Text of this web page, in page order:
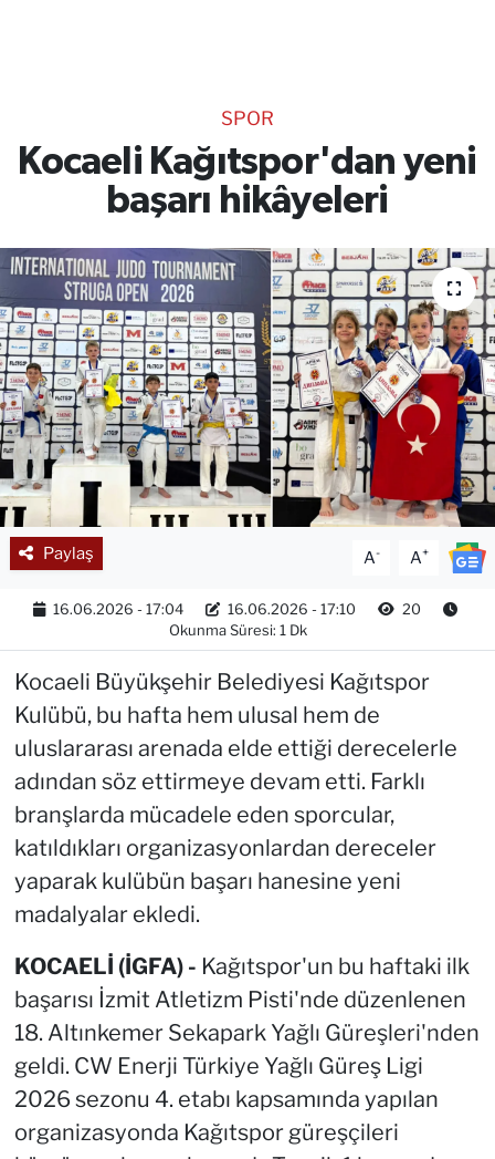
SPOR
Kocaeli Kağıtspor'dan yeni
başarı hikâyeleri
Paylaş A- A+
16.06.2026 - 17:04 16.06.2026 - 17:10
20
Okunma Süresi: 1 Dk
Kocaeli Büyükşehir Belediyesi Kağıtspor
Kulübü, bu hafta hem ulusal hem de
uluslararası arenada elde ettiği derecelerle
adından söz ettirmeye devam etti. Farklı
branşlarda mücadele eden sporcular,
katıldıkları organizasyonlardan dereceler
yaparak kulübün başarı hanesine yeni
madalyalar ekledi.
KOCAELİ (İGFA) - Kağıtspor'un bu haftaki ilk
başarısı İzmit Atletizm Pisti'nde düzenlenen
18. Altınkemer Sekapark Yağlı Güreşleri'nden
geldi. CW Enerji Türkiye Yağlı Güreş Ligi
2026 sezonu 4. etabı kapsamında yapılan
organizasyonda Kağıtspor güreşçileri
RESMİ İLANLAR
Gencsesfm Canlı Dinle